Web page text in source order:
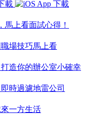
馬上看面試心得！
場技巧馬上看
造你的辦公室小確幸
時過濾地雷公司
一方生活